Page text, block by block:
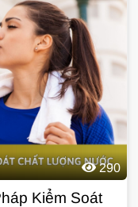
290
Kiểm Soát